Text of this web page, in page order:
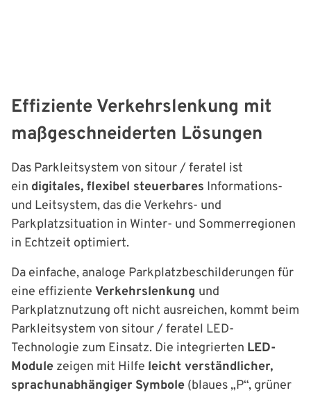
Effiziente Verkehrslenkung mit
maßgeschneiderten Lösungen
Das Parkleitsystem von sitour / feratel ist
ein digitales, flexibel steuerbares Informations-
und Leitsystem, das die Verkehrs- und
Parkplatzsituation in Winter- und Sommerregionen
in Echtzeit optimiert.
Da einfache, analoge Parkplatzbeschilderungen für
eine effiziente Verkehrslenkung und
Parkplatznutzung oft nicht ausreichen, kommt beim
Parkleitsystem von sitour / feratel LED-
Technologie zum Einsatz. Die integrierten LED-
Module zeigen mit Hilfe leicht verständlicher,
sprachunabhängiger Symbole (blaues „P“, grüner